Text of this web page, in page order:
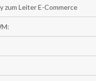
zum Leiter E-Commerce